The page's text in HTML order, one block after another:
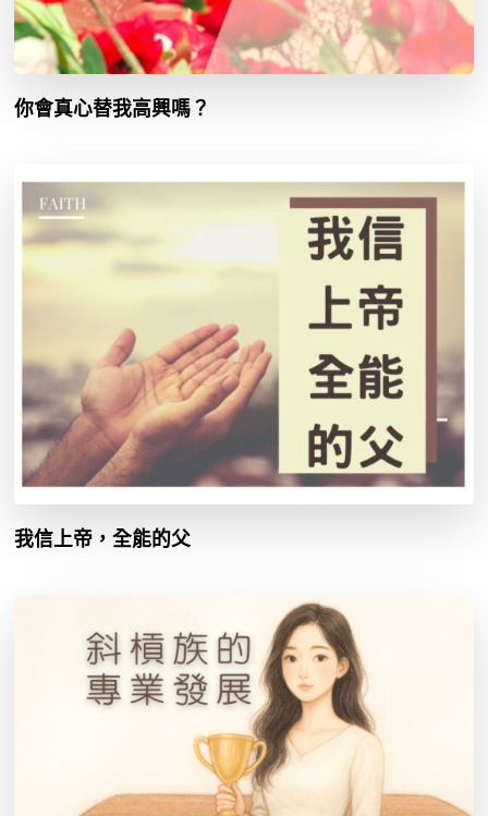
你會真心替我高興嗎？
我信上帝，全能的父